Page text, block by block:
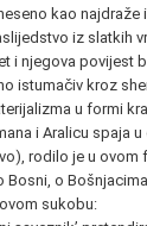
kao najdraže
iz slatkih
i njegova povijest
istumačiv kroz
u formi
i Aralicu spaja u
rodilo je u ovom
Bosni, o
sukobu: